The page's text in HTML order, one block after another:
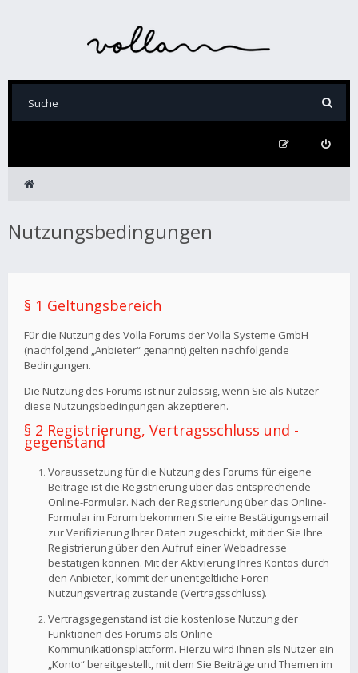
Nutzungsbedingungen
§ 1 Geltungsbereich
Für die Nutzung des Volla Forums der Volla Systeme GmbH
(nachfolgend „Anbieter“ genannt) gelten nachfolgende
Bedingungen.
Die Nutzung des Forums ist nur zulässig, wenn Sie als Nutzer
diese Nutzungsbedingungen akzeptieren.
§ 2 Registrierung, Vertragsschluss und -
gegenstand
Voraussetzung für die Nutzung des Forums für eigene
Beiträge ist die Registrierung über das entsprechende
Online-Formular. Nach der Registrierung über das Online-
Formular im Forum bekommen Sie eine Bestätigungsemail
zur Verifizierung Ihrer Daten zugeschickt, mit der Sie Ihre
Registrierung über den Aufruf einer Webadresse
bestätigen können. Mit der Aktivierung Ihres Kontos durch
den Anbieter, kommt der unentgeltliche Foren-
Nutzungsvertrag zustande (Vertragsschluss).
Vertragsgegenstand ist die kostenlose Nutzung der
Funktionen des Forums als Online-
Kommunikationsplattform. Hierzu wird Ihnen als Nutzer ein
„Konto“ bereitgestellt, mit dem Sie Beiträge und Themen im